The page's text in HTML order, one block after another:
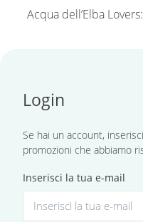
Acqua dell’Elba Lovers:
Login
Se hai un account,
promozioni che abbiamo
Inserisci la tua e-mail